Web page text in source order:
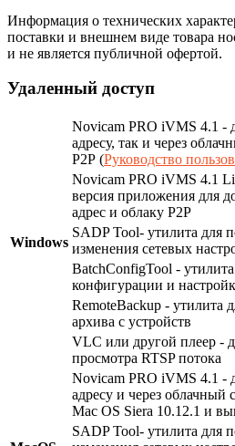
Информация о технических
поставки и внешнем виде товара
и не является публичной офертой.
Удаленный доступ
Windows
Novicam PRO iVMS 4.1 -
адресу, так и через
P2P (Руководство
Novicam PRO iVMS 4.1
версия приложения для
адрес и облаку P2P
SADP Tool- утилита для
изменения сетевых
BatchConfigTool -
конфигурации и
RemoteBackup - утилита
архива с устройств
VLC или другой плеер -
просмотра RTSP потока
Novicam PRO iVMS 4.1 -
адресу и через облачный
Mac OS Siera 10.12.1 и
SADP Tool- утилита для